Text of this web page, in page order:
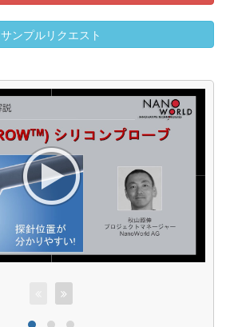
サンプルリクエスト